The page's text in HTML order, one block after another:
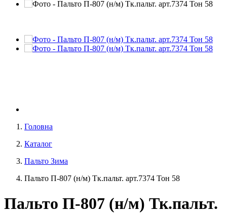
Головна
Каталог
Пальто Зима
Пальто П-807 (н/м) Тк.пальт. арт.7374 Тон 58
Пальто П-807 (н/м) Тк.пальт.